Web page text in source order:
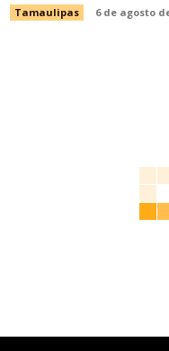
Tamaulipas 6 de agosto